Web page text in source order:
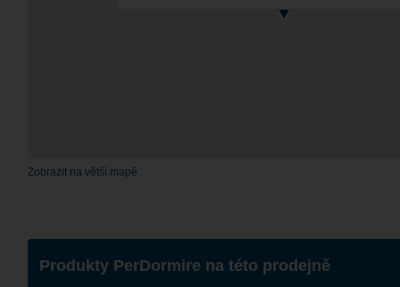
Zobrazit na větší mapě
Produkty PerDormire na této prodejně